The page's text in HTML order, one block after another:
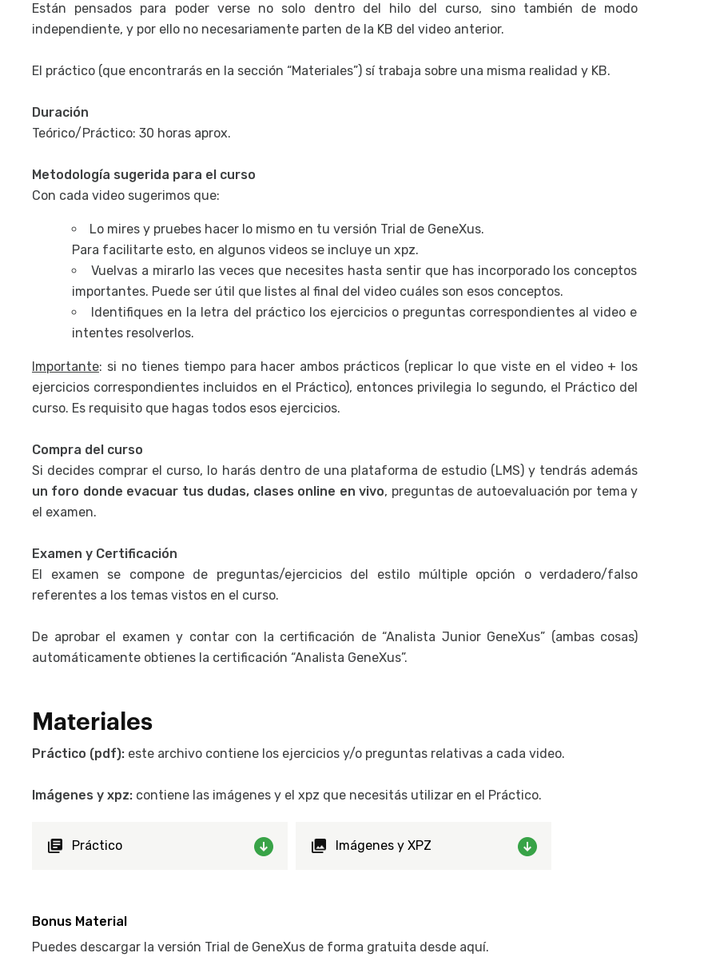
Están pensados para poder verse no solo dentro del hilo del curso, sino también de modo
independiente, y por ello no necesariamente parten de la KB del video anterior.
El práctico (que encontrarás en la sección “Materiales”) sí trabaja sobre una misma realidad y KB.
Duración
Teórico/Práctico: 30 horas aprox.
Metodología sugerida para el curso
Con cada video sugerimos que:
Lo mires y pruebes hacer lo mismo en tu versión Trial de GeneXus.
Para facilitarte esto, en algunos videos se incluye un xpz.
Vuelvas a mirarlo las veces que necesites hasta sentir que has incorporado los conceptos
importantes. Puede ser útil que listes al final del video cuáles son esos conceptos.
Identifiques en la letra del práctico los ejercicios o preguntas correspondientes al video e
intentes resolverlos.
Importante: si no tienes tiempo para hacer ambos prácticos (replicar lo que viste en el video + los
ejercicios correspondientes incluidos en el Práctico), entonces privilegia lo segundo, el Práctico del
curso. Es requisito que hagas todos esos ejercicios.
Compra del curso
Si decides comprar el curso, lo harás dentro de una plataforma de estudio (LMS) y tendrás además
un foro donde evacuar tus dudas, clases online en vivo, preguntas de autoevaluación por tema y
el examen.
Examen y Certificación
El examen se compone de preguntas/ejercicios del estilo múltiple opción o verdadero/falso
referentes a los temas vistos en el curso.
De aprobar el examen y contar con la certificación de “Analista Junior GeneXus” (ambas cosas)
automáticamente obtienes la certificación “Analista GeneXus”.
Materiales
Práctico (pdf): este archivo contiene los ejercicios y/o preguntas relativas a cada video.
Imágenes y xpz: contiene las imágenes y el xpz que necesitás utilizar en el Práctico.
Práctico Imágenes y XPZ
Bonus Material
Puedes descargar la versión Trial de GeneXus de forma gratuita desde aquí.